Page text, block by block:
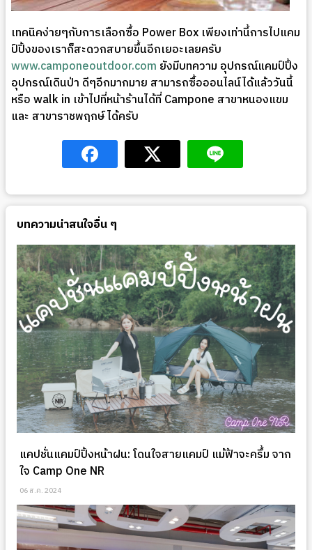
เทคนิคง่ายๆกับการเลือกซื้อ Power Box เพียงเท่านี้การไปแคม
ป์ปิ้งของเราก็สะดวกสบายขึ้นอีกเยอะเลยครับ
www.camponeoutdoor.com ยังมีบทความ อุปกรณ์แคมป์ปิ้ง
อุปกรณ์เดินป่า ดีๆอีกมากมาย สามารถซื้อออนไลน์ได้แล้ววันนี้
หรือ walk in เข้าไปที่หน้าร้านได้ที่ Campone สาขาหนองแขม
และ สาขาราชพฤกษ์ ได้ครับ
บทความน่าสนใจอื่น ๆ
แคปชั่นแคมป์ปิ้งหน้าฝน: โดนใจสายแคมป์ แม้ฟ้าจะครึ้ม จาก
ใจ Camp One NR
06 ส.ค. 2024